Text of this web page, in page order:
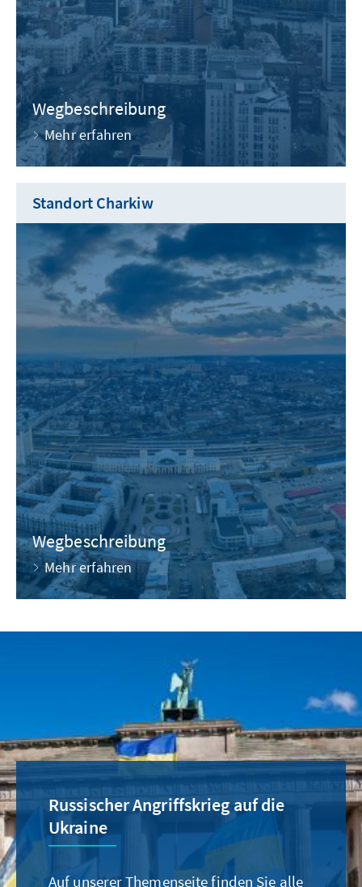
Wegbeschreibung
Mehr erfahren
Standort Charkiw
Wegbeschreibung
Mehr erfahren
Russischer Angriffskrieg auf die
Ukraine
Auf unserer Themenseite finden Sie alle